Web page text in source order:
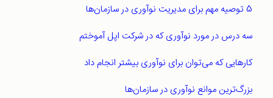
5 توصیه‌ مهم برای مدیریت نوآوری در سازمان‌ها
سه درس در مورد نوآوری که در شرکت اپل آموختم
کارهایی که می‌توان برای نوآوری بیشتر انجام داد
بزرگ‌ترین موانع نوآوری در سازمان‌ها